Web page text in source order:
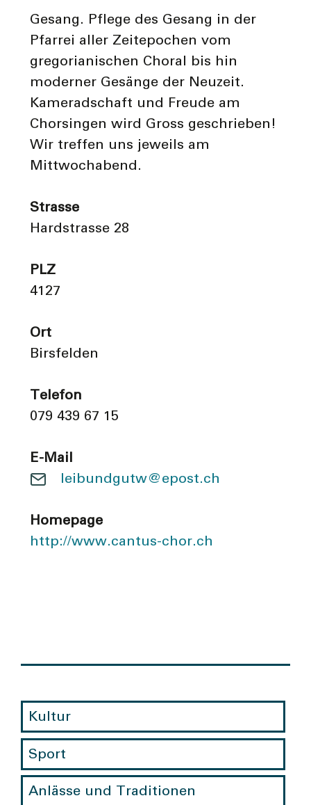
Gesang. Pflege des Gesang in der
Pfarrei aller Zeitepochen vom
gregorianischen Choral bis hin
moderner Gesänge der Neuzeit.
Kameradschaft und Freude am
Chorsingen wird Gross geschrieben!
Wir treffen uns jeweils am
Mittwochabend.
Strasse
Hardstrasse 28
PLZ
4127
Ort
Birsfelden
Telefon
079 439 67 15
E-Mail
leibundgutw@epost.ch
Homepage
http://www.cantus-chor.ch
Kultur
Sport
Anlässe und Traditionen